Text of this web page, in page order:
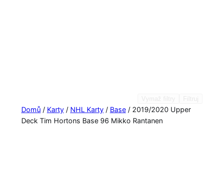
Domů/ Karty/ NHL Karty/ Base/ 2019/2020 Upper
Deck Tim Hortons Base 96 Mikko Rantanen